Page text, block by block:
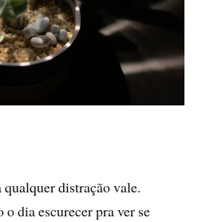
qualquer distração vale.
dia escurecer pra ver se